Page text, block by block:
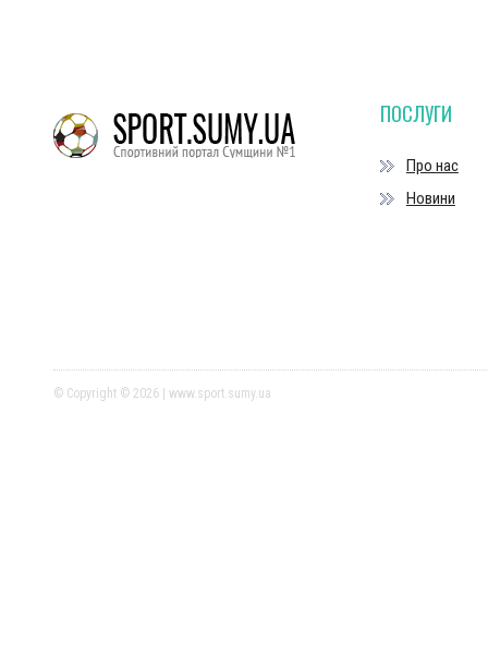
ПОСЛУГИ
Про нас
Новини
© Copyright © 2026 | www.sport.sumy.ua